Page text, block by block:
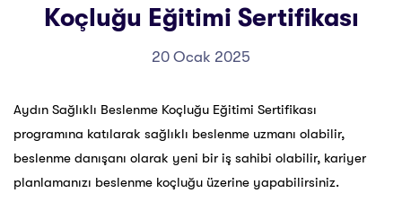
Koçluğu Eğitimi Sertifikası
20 Ocak 2025
Aydın Sağlıklı Beslenme Koçluğu Eğitimi Sertifikası
programına katılarak sağlıklı beslenme uzmanı olabilir,
beslenme danışanı olarak yeni bir iş sahibi olabilir, kariyer
planlamanızı beslenme koçluğu üzerine yapabilirsiniz.